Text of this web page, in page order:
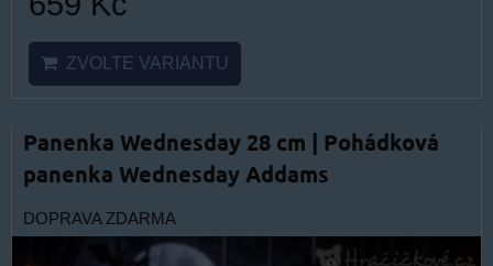
ZVOLTE VARIANTU
Panenka Wednesday 28 cm | Pohádková
panenka Wednesday Addams
DOPRAVA ZDARMA